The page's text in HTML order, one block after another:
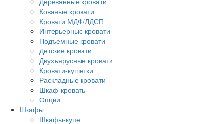
Кованые кровати
Кровати МДФ/ЛДСП
Интерьерные кровати
Подъемные кровати
Детские кровати
Двухъярусные кровати
Кровати-кушетки
Раскладные кровати
Шкаф-кровать
Опции
Шкафы
Шкафы-купе